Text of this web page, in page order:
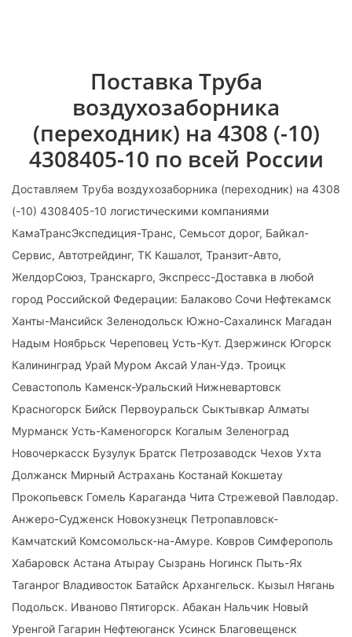
Поставка Труба
воздухозаборника
(переходник) на 4308 (-10)
4308405-10 по всей России
Доставляем Труба воздухозаборника (переходник) на 4308
(-10) 4308405-10 логистическими компаниями
КамаТрансЭкспедиция-Транс, Семьсот дорог, Байкал-
Сервис, Автотрейдинг, ТК Кашалот, Транзит-Авто,
ЖелдорСоюз, Транскарго, Экспресс-Доставка в любой
город Российской Федерации: Балаково Сочи Нефтекамск
Ханты-Мансийск Зеленодольск Южно-Сахалинск Магадан
Надым Ноябрьск Череповец Усть-Кут. Дзержинск Югорск
Калининград Урай Муром Аксай Улан-Удэ. Троицк
Севастополь Каменск-Уральский Нижневартовск
Красногорск Бийск Первоуральск Сыктывкар Алматы
Мурманск Усть-Каменогорск Когалым Зеленоград
Новочеркасск Бузулук Братск Петрозаводск Чехов Ухта
Должанск Мирный Астрахань Костанай Кокшетау
Прокопьевск Гомель Караганда Чита Стрежевой Павлодар.
Анжеро-Судженск Новокузнецк Петропавловск-
Камчатский Комсомольск-на-Амуре. Ковров Симферополь
Хабаровск Астана Атырау Сызрань Ногинск Пыть-Ях
Таганрог Владивосток Батайск Архангельск. Кызыл Нягань
Подольск. Иваново Пятигорск. Абакан Нальчик Новый
Уренгой Гагарин Нефтеюганск Усинск Благовещенск